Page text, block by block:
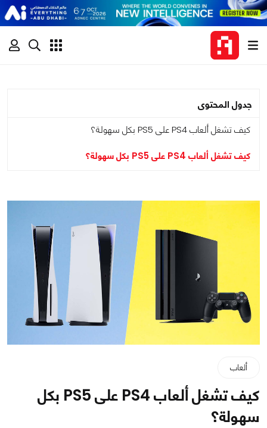
جدول المحتوى
كيف تشغل ألعاب PS4 على PS5 بكل سهولة؟
كيف تشغل ألعاب PS4 على PS5 بكل سهولة؟
ألعاب
كيف تشغل ألعاب PS4 على PS5 بكل
سهولة؟